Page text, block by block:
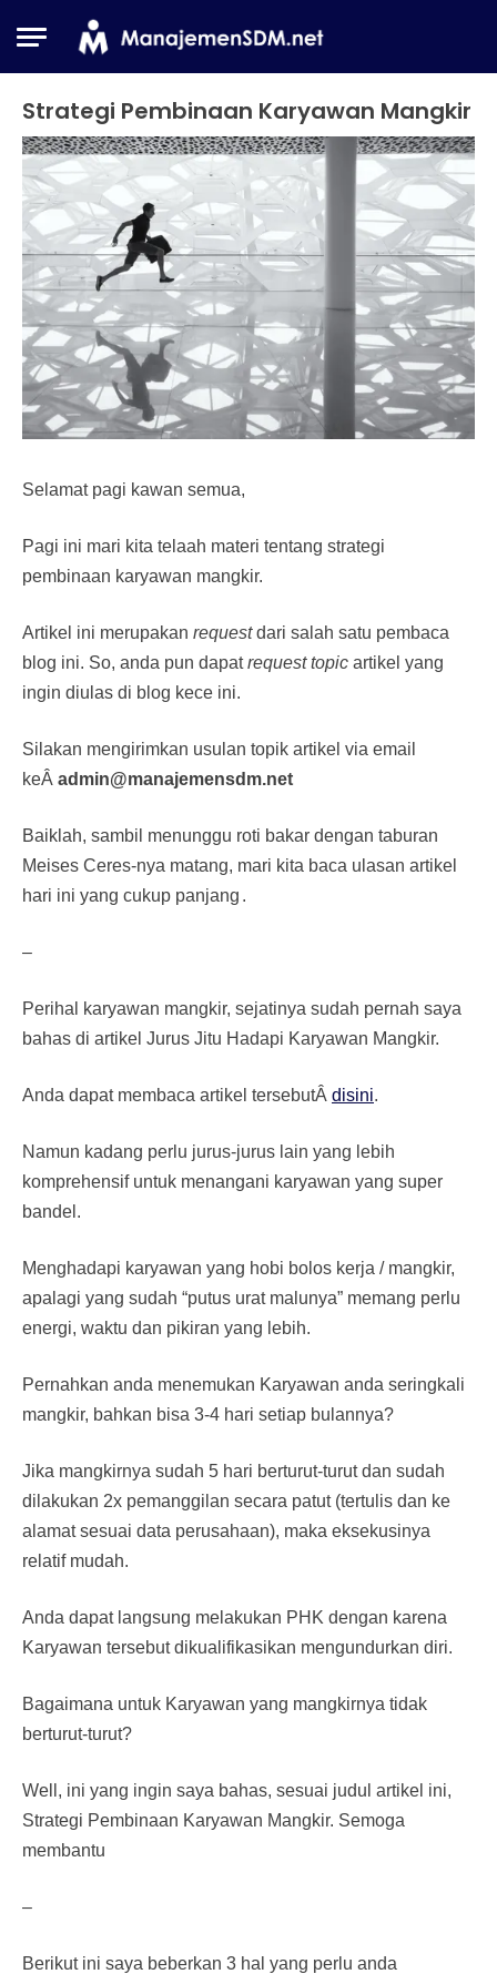
Industrial
Relation
Strategi Pembinaan Karyawan Mangkir
24
January
2017
Himawan
Selamat pagi kawan semua,
Pagi ini mari kita telaah materi tentang strategi
pembinaan karyawan mangkir.
Artikel ini merupakan requestdari salah satu pembaca
blog ini. So, anda pun dapatrequest topic artikel yang
ingin diulas di blog kece ini.
Silakan mengirimkan usulan topik artikel via email
keÂ admin@manajemensdm.net
Baiklah, sambil menunggu roti bakar dengan taburan
Meises Ceres-nya matang, mari kita baca ulasan artikel
hari ini yang cukup panjang .
–
Perihal karyawan mangkir, sejatinya sudah pernah saya
bahas di artikel Jurus Jitu Hadapi Karyawan Mangkir.
Anda dapat membaca artikel tersebutÂ disini.
Namun kadang perlu jurus-jurus lain yang lebih
komprehensif untuk menangani karyawan yang super
bandel.
Menghadapi karyawan yang hobi bolos kerja / mangkir,
apalagi yang sudah “putus urat malunya” memang perlu
energi, waktu dan pikiran yang lebih.
Pernahkan anda menemukan Karyawan anda seringkali
mangkir, bahkan bisa 3-4 hari setiap bulannya?
Jika mangkirnya sudah 5 hari berturut-turut dan sudah
dilakukan 2x pemanggilan secara patut (tertulis dan ke
alamat sesuai data perusahaan), maka eksekusinya
relatif mudah.
Anda dapat langsung melakukan PHK dengan karena
Karyawan tersebut dikualifikasikan mengundurkan diri.
Bagaimana untuk Karyawan yang mangkirnya tidak
berturut-turut?
Well, ini yang ingin saya bahas, sesuai judul artikel ini,
Strategi Pembinaan Karyawan Mangkir. Semoga
membantu
–
Berikut ini saya beberkan 3 hal yang perlu anda